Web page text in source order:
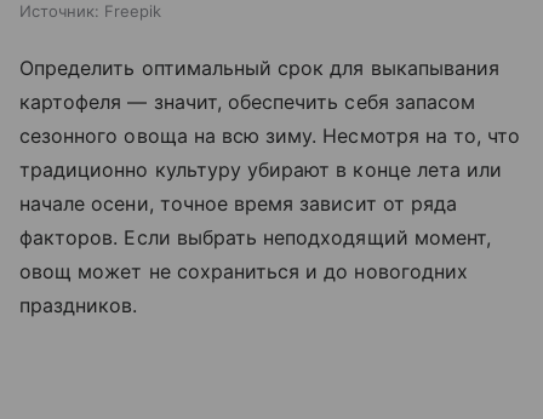
Источник: Freepik
Определить оптимальный срок для выкапывания
картофеля — значит, обеспечить себя запасом
сезонного овоща на всю зиму. Несмотря на то, что
традиционно культуру убирают в конце лета или
начале осени, точное время зависит от ряда
факторов. Если выбрать неподходящий момент,
овощ может не сохраниться и до новогодних
праздников.